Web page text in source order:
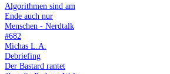
Algorithmen sind am
Ende auch nur
Menschen - Nerdtalk
#682
Michas L.A.
Debriefing
Der Bastard rantet